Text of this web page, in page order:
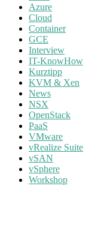
Azure
Cloud
Container
GCE
Interview
IT-KnowHow
Kurztipp
KVM & Xen
News
NSX
OpenStack
PaaS
VMware
vRealize Suite
vSAN
vSphere
Workshop